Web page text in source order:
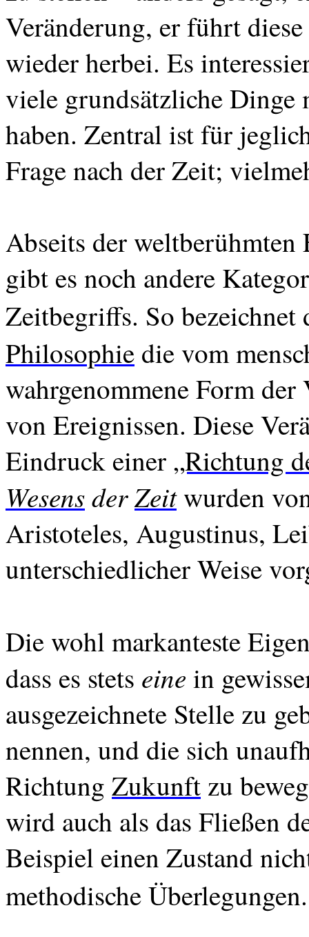
Veränderung, er führt
wieder herbei. Es
viele grundsätzliche Dinge
haben. Zentral ist für
Frage nach der Zeit;
Abseits derweltberühmten
gibt es noch andere
Zeitbegriffs. So bezeichnet
Philosophie die vom
wahrgenommene Form
von Ereignissen. Diese
Eindruck einer „Richtung
WesensderZeitwurden
Aristoteles, Augustinus,
unterschiedlicher Weise
Die wohl markanteste
dass es stets eine in
ausgezeichnete Stelle zu
nennen, und die sich
Richtung Zukunft zu
wird auch als das Fließen
Beispiel einen Zustand
methodische Überlegungen.